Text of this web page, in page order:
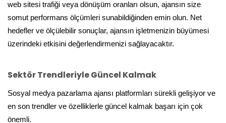
web sitesi trafiği veya dönüşüm oranları olsun, ajansın size
somut performans ölçümleri sunabildiğinden emin olun. Net
hedefler ve ölçülebilir sonuçlar, ajansın işletmenizin büyümesi
üzerindeki etkisini değerlendirmenizi sağlayacaktır.
Sektör Trendleriyle Güncel Kalmak
Sosyal medya pazarlama ajansı platformları sürekli gelişiyor ve
en son trendler ve özelliklerle güncel kalmak başarı için çok
önemli.